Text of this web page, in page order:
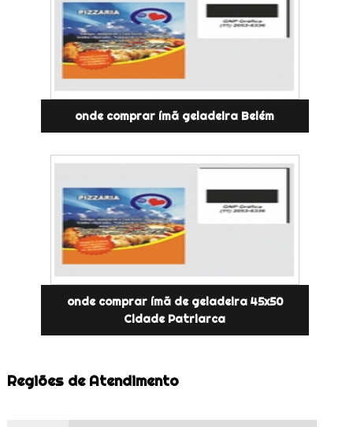
onde comprar ímã geladeira Belém
onde comprar ímã de geladeira 45x50
Cidade Patriarca
Regiões de Atendimento